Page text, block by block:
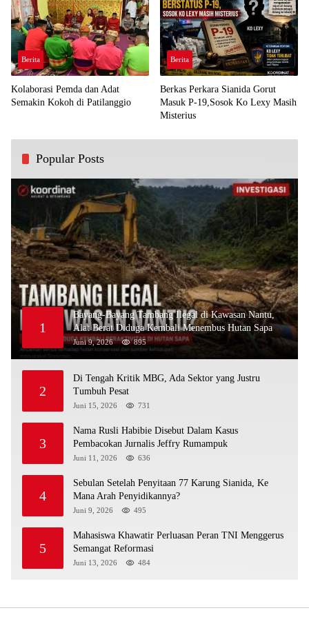
Berita
Kolaborasi Pemda dan Adat
Semakin Kokoh di Patilanggio
Berita
Berkas Perkara Sianida Gorut
Masuk P-19,Sosok Ko Lexy Masih
Misterius
Popular Posts
1
Bayang-Bayang Tambang Ilegal di Kawasan Nantu,
Alat Berat Diduga Kembali Menembus Hutan Sapa
Juni 9, 2026 895
2
Di Tengah Kritik MBG, Ada Sektor yang Justru
Tumbuh Pesat
Juni 15, 2026 731
3
Nama Rusli Habibie Disebut Dalam Kasus
Pembacokan Jurnalis Jeffry Rumampuk
Juni 11, 2026 636
4
Sebulan Setelah Penyitaan 77 Karung Sianida, Ke
Mana Arah Penyidikannya?
Juni 9, 2026 495
5
Mahasiswa Khawatir Perluasan Peran TNI Menggerus
Semangat Reformasi
Juni 13, 2026 484